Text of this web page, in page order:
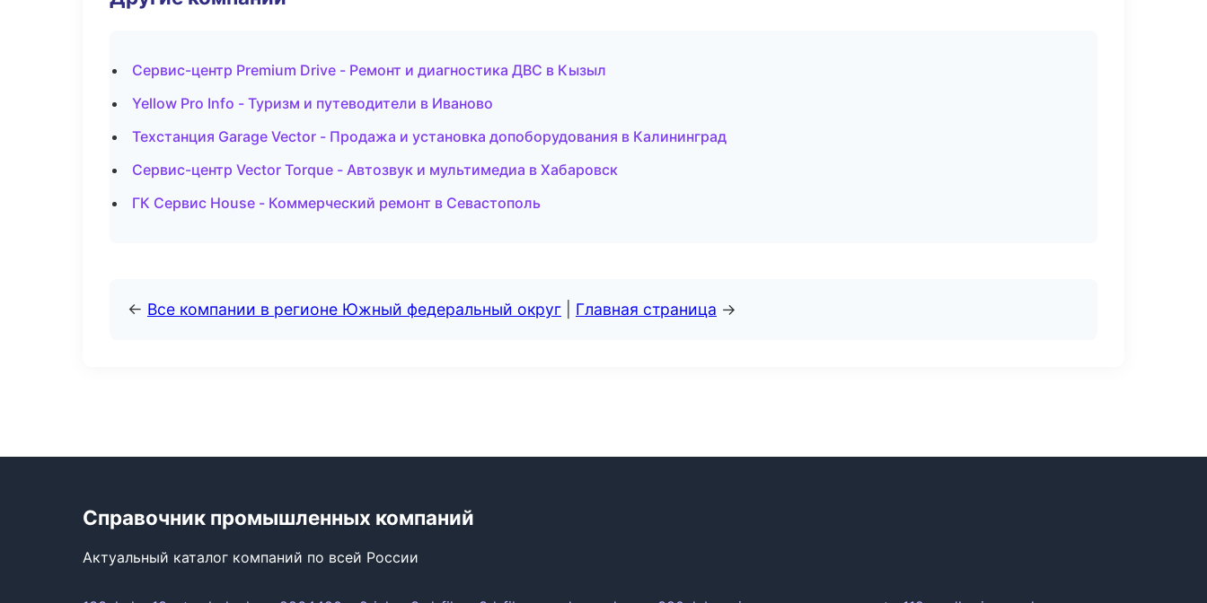
Сервис-центр Premium Drive - Ремонт и диагностика ДВС в Кызыл
Yellow Pro Info - Туризм и путеводители в Иваново
Техстанция Garage Vector - Продажа и установка допоборудования в Калининград
Сервис-центр Vector Torque - Автозвук и мультимедиа в Хабаровск
ГК Сервис House - Коммерческий ремонт в Севастополь
← Все компании в регионе Южный федеральный округ Главная страница →
Справочник промышленных компаний
Актуальный каталог компаний по всей России